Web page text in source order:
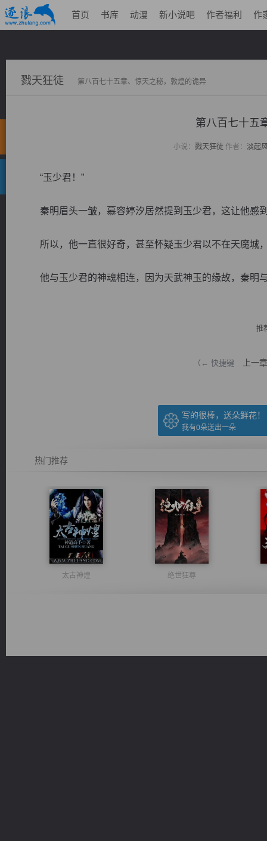
首页 书库 动漫 新小说吧 作者福利 作
戮天狂徒 第八百七十五章、惊天之秘，敦煌的诡异
第八百七十五
小说： 戮天狂徒作者： 淡起
“玉少君！”
秦明眉头一皱，慕容婷汐居然提到玉少君，这让他感
所以，他一直很好奇，甚至怀疑玉少君以不在天魔城
他与玉少君的神魂相连，因为天武神玉的缘故，秦明
推
（← 快捷键 上一章
写的很棒，送朵鲜花！
我有0朵送出一朵
热门推荐
太古神煌 绝世狂尊